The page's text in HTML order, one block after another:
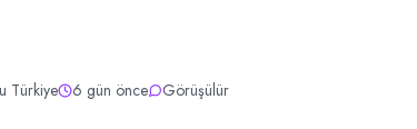
Türkiye
6 gün önce Görüşülür